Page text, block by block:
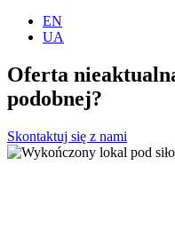
EN
UA
Oferta
podobnej?
Skontaktuj się z nami